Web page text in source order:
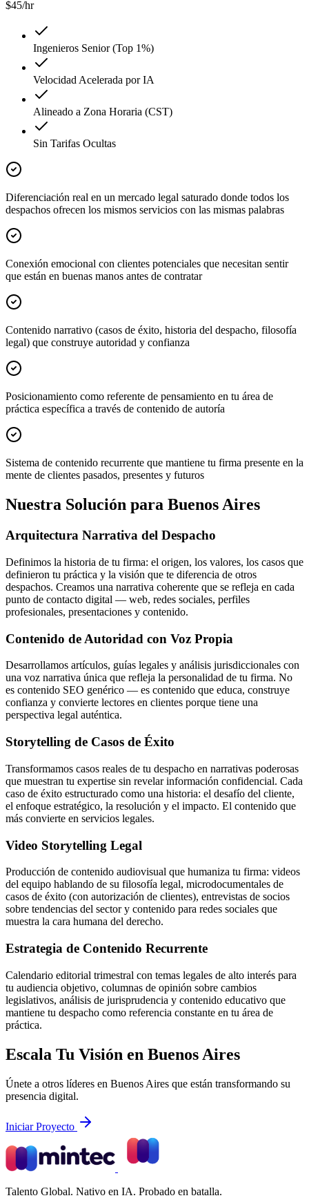
$45/hr
Ingenieros Senior (Top 1%)
Velocidad Acelerada por IA
Alineado a Zona Horaria (CST)
Sin Tarifas Ocultas
Diferenciación real en un mercado legal saturado donde todos los
despachos ofrecen los mismos servicios con las mismas palabras
Conexión emocional con clientes potenciales que necesitan sentir
que están en buenas manos antes de contratar
Contenido narrativo (casos de éxito, historia del despacho, filosofía
legal) que construye autoridad y confianza
Posicionamiento como referente de pensamiento en tu área de
práctica específica a través de contenido de autoría
Sistema de contenido recurrente que mantiene tu firma presente en la
mente de clientes pasados, presentes y futuros
Nuestra Solución para Buenos Aires
Arquitectura Narrativa del Despacho
Definimos la historia de tu firma: el origen, los valores, los casos que
definieron tu práctica y la visión que te diferencia de otros
despachos. Creamos una narrativa coherente que se refleja en cada
punto de contacto digital — web, redes sociales, perfiles
profesionales, presentaciones y contenido.
Contenido de Autoridad con Voz Propia
Desarrollamos artículos, guías legales y análisis jurisdiccionales con
una voz narrativa única que refleja la personalidad de tu firma. No
es contenido SEO genérico — es contenido que educa, construye
confianza y convierte lectores en clientes porque tiene una
perspectiva legal auténtica.
Storytelling de Casos de Éxito
Transformamos casos reales de tu despacho en narrativas poderosas
que muestran tu expertise sin revelar información confidencial. Cada
caso de éxito estructurado como una historia: el desafío del cliente,
el enfoque estratégico, la resolución y el impacto. El contenido que
más convierte en servicios legales.
Video Storytelling Legal
Producción de contenido audiovisual que humaniza tu firma: videos
del equipo hablando de su filosofía legal, microdocumentales de
casos de éxito (con autorización de clientes), entrevistas de socios
sobre tendencias del sector y contenido para redes sociales que
muestra la cara humana del derecho.
Estrategia de Contenido Recurrente
Calendario editorial trimestral con temas legales de alto interés para
tu audiencia objetivo, columnas de opinión sobre cambios
legislativos, análisis de jurisprudencia y contenido educativo que
mantiene tu despacho como referencia constante en tu área de
práctica.
Escala Tu Visión en Buenos Aires
Únete a otros líderes en Buenos Aires que están transformando su
presencia digital.
Iniciar Proyecto
Talento Global. Nativo en IA. Probado en batalla.